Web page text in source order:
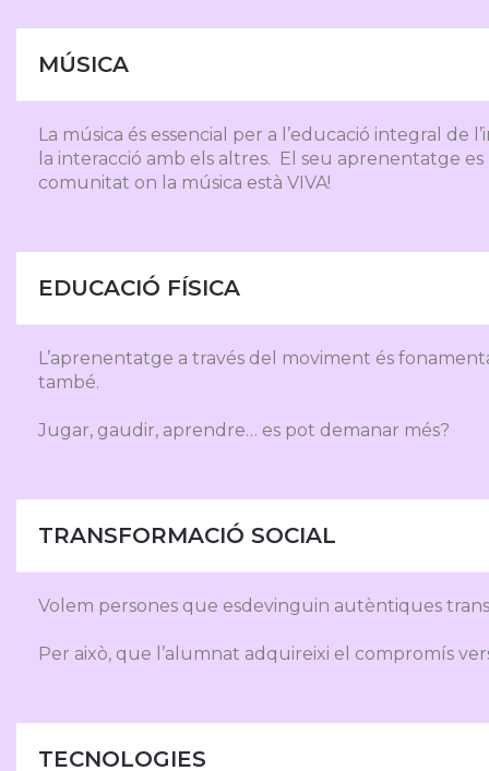
MÚSICA
La música és essencial per a l’educació integral de
la interacció amb els altres. El seu aprenentatge
comunitat on la música està VIVA!
EDUCACIÓ FÍSICA
L’aprenentatge a través del moviment és
també.
Jugar, gaudir, aprendre… es pot demanar més?
TRANSFORMACIÓ SOCIAL
Volem persones que esdevinguin autèntiques
Per això, que l’alumnat adquireixi el compromís
TECNOLOGIES